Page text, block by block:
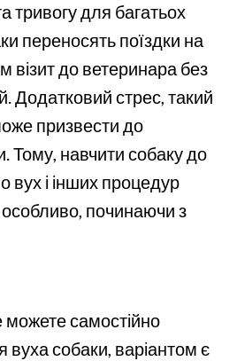
тривогу для багатьох
переносять поїздки на
візит до ветеринара без
Додатковий стрес, такий
призвести до
Тому, навчити собаку до
вух і інших процедур
починаючи з
самостійно
собаки, варіантом є